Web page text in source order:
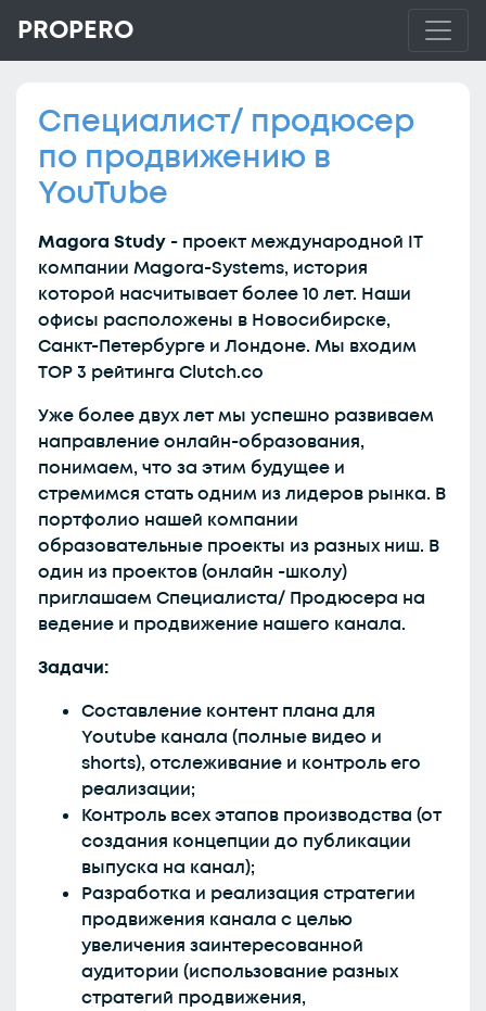
PROPERO
Специалист/ продюсер
по продвижению в
YouTube
Magora Study - проект международной IT
компании Magora-Systems, история
которой насчитывает более 10 лет. Наши
офисы расположены в Новосибирске,
Санкт-Петербурге и Лондоне. Мы входим
TOP 3 рейтинга Clutch.co
Уже более двух лет мы успешно развиваем
направление онлайн-образования,
понимаем, что за этим будущее и
стремимся стать одним из лидеров рынка. В
портфолио нашей компании
образовательные проекты из разных ниш. В
один из проектов (онлайн -школу)
приглашаем Специалиста/ Продюсера на
ведение и продвижение нашего канала.
Задачи:
Составление контент плана для
Youtube канала (полные видео и
shorts), отслеживание и контроль его
реализации;
Контроль всех этапов производства (от
создания концепции до публикации
выпуска на канал);
Разработка и реализация стратегии
продвижения канала с целью
увеличения заинтересованной
аудитории (использование разных
стратегий продвижения,